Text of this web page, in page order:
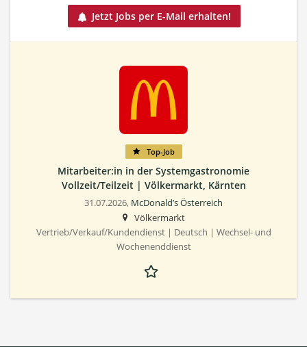
Jetzt Jobs per E-Mail erhalten!
Top-Job
Mitarbeiter:in in der Systemgastronomie
Vollzeit/Teilzeit | Völkermarkt, Kärnten
31.07.2026, McDonald’s Österreich
Völkermarkt
Vertrieb/Verkauf/Kundendienst | Deutsch | Wechsel- und
Wochenenddienst